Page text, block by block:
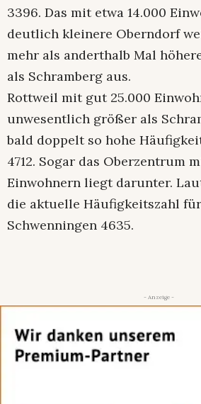
3396. Das mit etwa 14.000
deutlich kleinere Oberndorf
mehr als anderthalb Mal
als Schramberg aus.
Rottweil mit gut 25.000
unwesentlich größer als
bald doppelt so hohe
4712. Sogar das Oberzentrum
Einwohnern liegt darunter.
die aktuelle Häufigkeitszahl
Schwenningen 4635.
- Anzeige -